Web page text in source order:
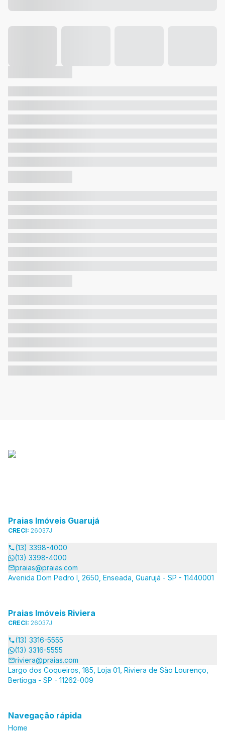
Praias Imóveis Guarujá
CRECI: 26037J
(13) 3398-4000
(13) 3398-4000
praias@praias.com
Avenida Dom Pedro I, 2650, Enseada, Guarujá - SP - 11440001
Praias Imóveis Riviera
CRECI: 26037J
(13) 3316-5555
(13) 3316-5555
riviera@praias.com
Largo dos Coqueiros, 185, Loja 01, Riviera de São Lourenço,
Bertioga - SP - 11262-009
Navegação rápida
Home